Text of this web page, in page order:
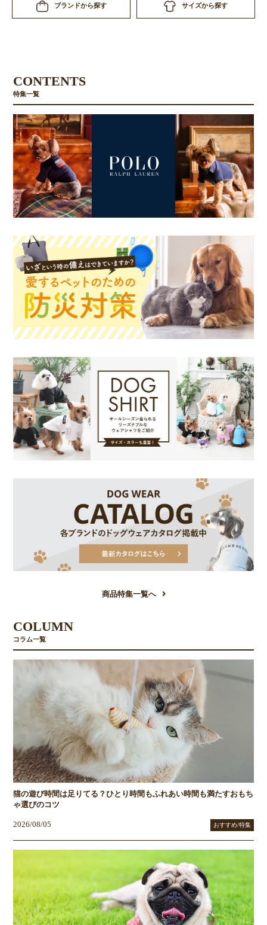
お買い物を続ける カートへ進む
ブランドから探す サイズから探す
CONTENTS
特集一覧
商品特集一覧へ
COLUMN
コラム一覧
猫の遊び時間は足りてる？ひとり時間もふれあい時間も満たすおもち
ゃ選びのコツ
2026/08/05 おすすめ/特集